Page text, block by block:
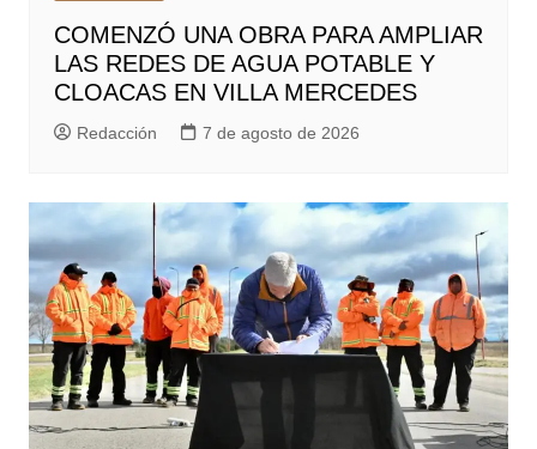
COMENZÓ UNA OBRA PARA AMPLIAR
LAS REDES DE AGUA POTABLE Y
CLOACAS EN VILLA MERCEDES
Redacción 7 de agosto de 2026